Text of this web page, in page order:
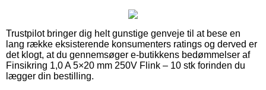
Trustpilot bringer dig helt gunstige genveje til at bese en
lang række eksisterende konsumenters ratings og derved er
det klogt, at du gennemsøger e-butikkens bedømmelser af
Finsikring 1,0 A 5×20 mm 250V Flink – 10 stk forinden du
lægger din bestilling.